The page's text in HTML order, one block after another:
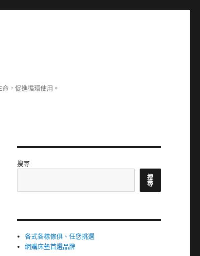
，促進循環使用。
搜尋
搜
尋
各式各樣傢俱、任您挑選
網購床墊首選品牌